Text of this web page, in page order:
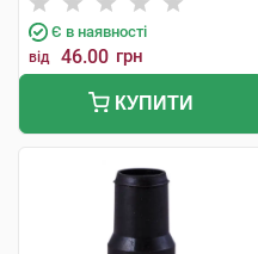
Є в наявності
від 46.00 грн
КУПИТИ